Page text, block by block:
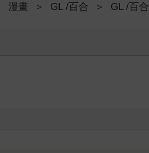
漫畫 ＞ GL /百合 ＞ GL /百合